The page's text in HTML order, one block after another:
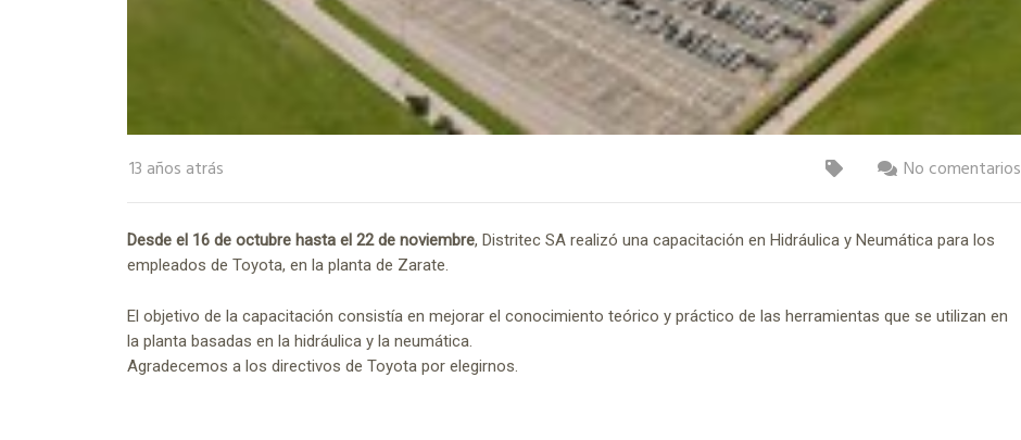
13 años atrás No comentarios
Desde el 16 de octubre hasta el 22 de noviembre, Distritec SA realizó una capacitación en Hidráulica y Neumática para los
empleados de Toyota, en la planta de Zarate.
El objetivo de la capacitación consistía en mejorar el conocimiento teórico y práctico de las herramientas que se utilizan en
la planta basadas en la hidráulica y la neumática.
Agradecemos a los directivos de Toyota por elegirnos.